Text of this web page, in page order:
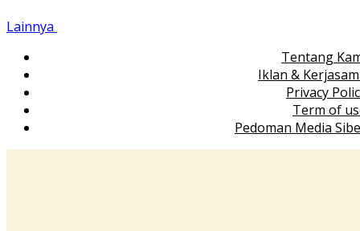
Lainnya
Tentang
Iklan &
Privacy
Term of
Pedoman Media